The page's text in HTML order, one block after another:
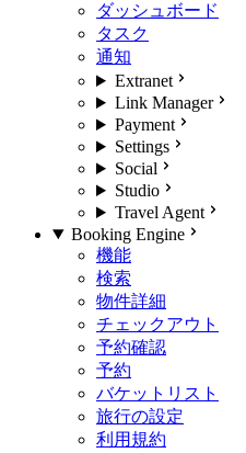
ダッシュボード
タスク
通知
Extranet
Link Manager
Payment
Settings
Social
Studio
Travel Agent
Booking Engine
機能
検索
物件詳細
チェックアウト
予約確認
予約
バケットリスト
旅行の設定
利用規約